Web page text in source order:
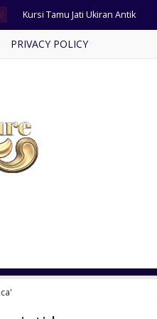
Kursi Tamu Jati Ukiran Antik
Set Sofa Tamu Modern Minimalis
Podium Mimbar Minimalis Jepara
Kursi Restorant Kayu Jati
PRIVACY POLICY